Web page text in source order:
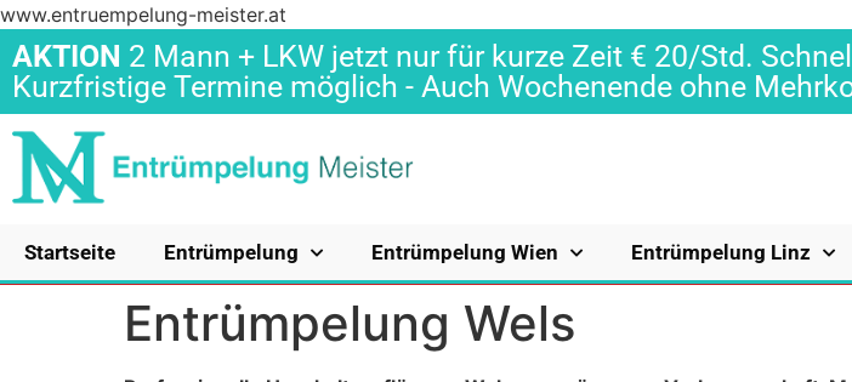
www.entruempelung-meister.at
AKTION 2 Mann + LKW jetzt nur für kurze Zeit € 20/Std.
Kurzfristige Termine möglich - Auch Wochenende ohne
Startseite Entrümpelung Entrümpelung Wien Entrümpelung Linz
Entrümpelung Wels